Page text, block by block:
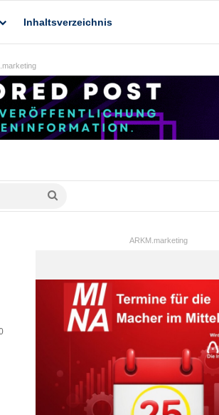
Inhaltsverzeichnis
ARKM.marketing